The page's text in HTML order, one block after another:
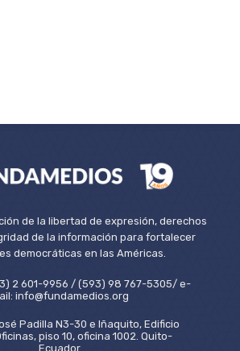
de la libertad de expresión, derechos
de la información para fortalecer
democráticas en las Américas.
2 601-9956 / (593) 98 767-5305/ e-
info@fundamedios.org
Padilla N3-30 e Iñaquito, Edificio
piso 10, oficina 1002. Quito-
Ecuador